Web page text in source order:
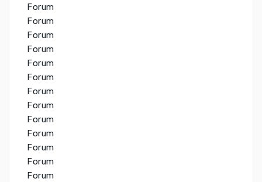
Forum
Forum
Forum
Forum
Forum
Forum
Forum
Forum
Forum
Forum
Forum
Forum
Forum